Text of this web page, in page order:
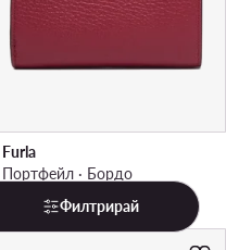
Furla
Портфейл · Бордо
149,99€Филтрирай